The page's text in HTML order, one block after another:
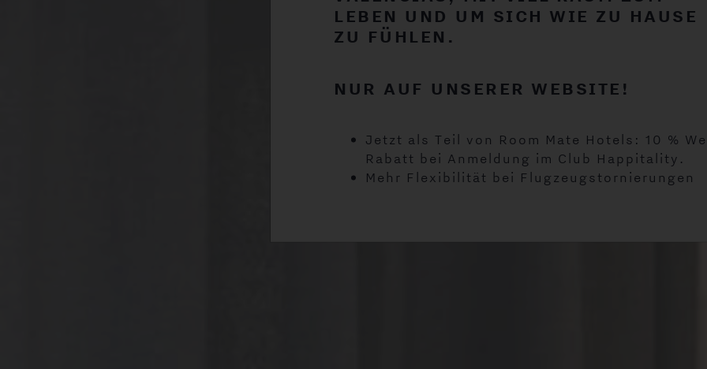
DER ROOM MATE FAMILIE!
LEBEN UND UM SICH WIE ZU HAUSE
ZU FÜHLEN.
NUR AUF UNSERER WEBSITE!
Jetzt als Teil von Room Mate Hotels: 10 %
Rabatt bei Anmeldung im Club Happitality.
Mehr Flexibilität bei Flugzeugstornierungen